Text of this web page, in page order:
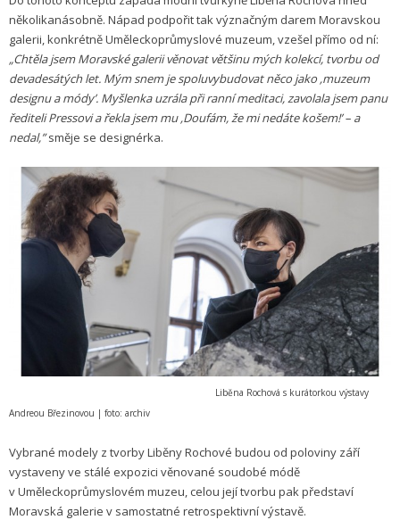
několikanásobně. Nápad podpořit tak význačným darem Moravskou
galerii, konkrétně Uměleckoprůmyslové muzeum, vzešel přímo od ní:
„Chtěla jsem Moravské galerii věnovat většinu mých kolekcí, tvorbu od
devadesátých let. Mým snem je spoluvybudovat něco jako ‚muzeum
designu a módy’. Myšlenka uzrála při ranní meditaci, zavolala jsem panu
řediteli Pressovi a řekla jsem mu ‚Doufám, že mi nedáte košem!’ – a
nedal,”směje se designérka.
Liběna Rochová s kurátorkou výstavy
Andreou Březinovou | foto: archiv
Vybrané modely z tvorby Liběny Rochové budou od poloviny září
vystaveny ve stálé expozici věnované soudobé módě
v Uměleckoprůmyslovém muzeu, celou její tvorbu pak představí
Moravská galerie v samostatné retrospektivní výstavě.